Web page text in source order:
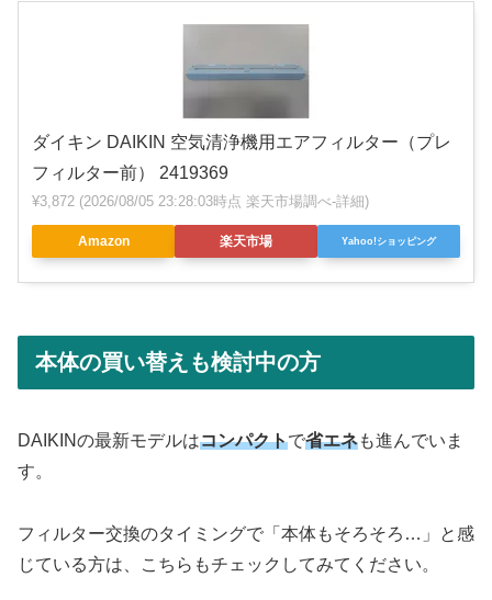
ダイキン DAIKIN 空気清浄機用エアフィルター（プレ
フィルター前） 2419369
¥3,872 (2026/08/05 23:28:03時点 楽天市場調べ-詳細)
Amazon 楽天市場 Yahoo!ショッピング
本体の買い替えも検討中の方
DAIKINの最新モデルはコンパクトで省エネも進んでいま
す。
フィルター交換のタイミングで「本体もそろそろ…」と感
じている方は、こちらもチェックしてみてください。